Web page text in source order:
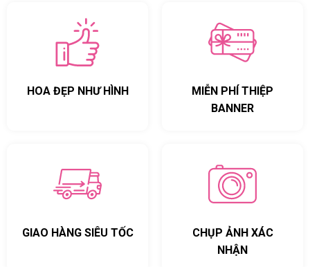
HOA ĐẸP NHƯ HÌNH
MIỄN PHÍ THIỆP
BANNER
GIAO HÀNG SIÊU TỐC
CHỤP ẢNH XÁC
NHẬN